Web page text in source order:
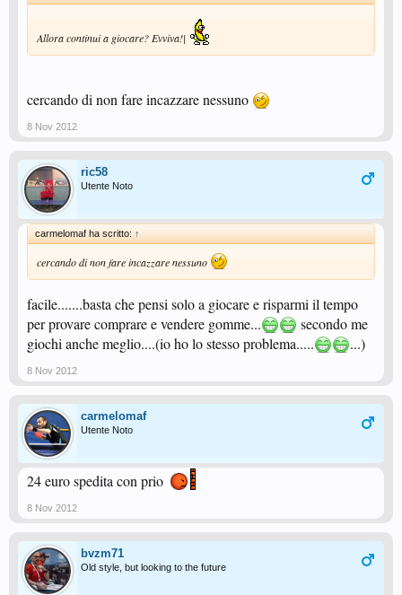
Allora continui a giocare? Evviva!|
cercando di non fare incazzare nessuno
8 Nov 2012
ric58
Utente Noto
carmelomaf ha scritto: ↑
cercando di non fare incazzare nessuno
facile.......basta che pensi solo a giocare e risparmi il tempo
per provare comprare e vendere gomme...
secondo me
giochi anche meglio....(io ho lo stesso problema.....
...)
8 Nov 2012
carmelomaf
Utente Noto
24 euro spedita con prio
8 Nov 2012
bvzm71
Old style, but looking to the future